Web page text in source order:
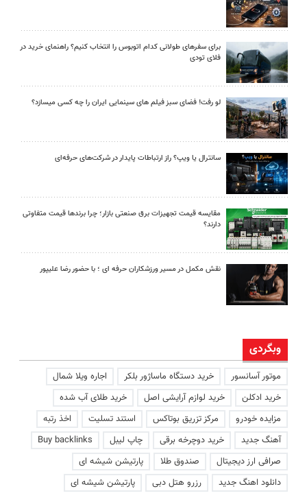
برای سفرهای طولانی کدام اتوبوس را انتخاب کنیم؟ راهنمای خرید در
فلای تودی
لو رفت! فضای سبز فیلم های سینمایی ایران را چه کسی میسازد؟
سانترال یا ویپ؟ راز ارتباطات پایدار در شرکت‌های حرفه‌ای
مقایسه قیمت تجهیزات برق صنعتی بازار؛ چرا برندها قیمت متفاوتی
دارند؟
نقش مکمل در مسیر ورزشکاران حرفه ای ؛ با حضور رضا علیپور
وبگردی
موتور آسانسور خرید دستگاه ماساژور بلکر
اجاره ویلا شمال
خرید ادکلن
خرید لوازم آرایشی اصل
خرید طلای آب شده
مزایده خودرو
مرکز تزریق بوتاکس استند تسلیت
اخذ رتبه
آهنگ جدید
خرید دوچرخه برقی چاپ لیبل
Buy backlinks
صرافی ارز دیجیتال
صندوق طلا
پارتیشن شیشه ای
دانلود اهنگ جدید
رزرو هتل دبی پارتیشن شیشه ای